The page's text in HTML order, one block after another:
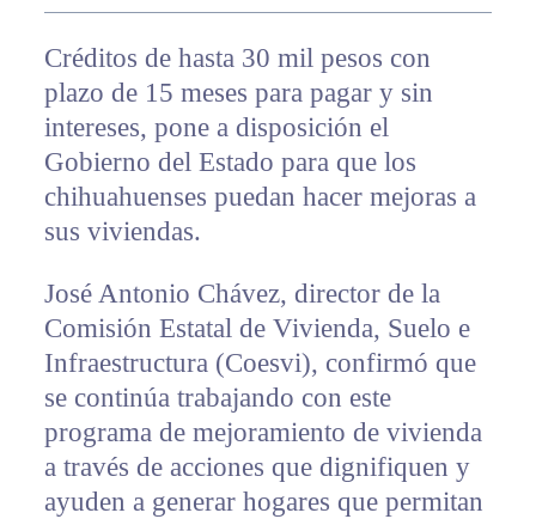
Créditos de hasta 30 mil pesos con
plazo de 15 meses para pagar y sin
intereses, pone a disposición el
Gobierno del Estado para que los
chihuahuenses puedan hacer mejoras a
sus viviendas.
José Antonio Chávez, director de la
Comisión Estatal de Vivienda, Suelo e
Infraestructura (Coesvi), confirmó que
se continúa trabajando con este
programa de mejoramiento de vivienda
a través de acciones que dignifiquen y
ayuden a generar hogares que permitan